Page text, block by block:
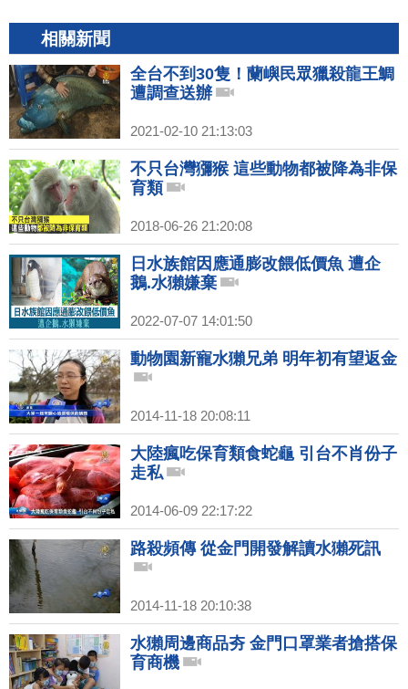
相關新聞
全台不到30隻！蘭嶼民眾獵殺龍王鯛
遭調查送辦
2021-02-10 21:13:03
不只台灣獼猴 這些動物都被降為非保
育類
2018-06-26 21:20:08
日水族館因應通膨改餵低價魚 遭企
鵝.水獺嫌棄
2022-07-07 14:01:50
動物園新寵水獺兄弟 明年初有望返金
2014-11-18 20:08:11
大陸瘋吃保育類食蛇龜 引台不肖份子
走私
2014-06-09 22:17:22
路殺頻傳 從金門開發解讀水獺死訊
2014-11-18 20:10:38
水獺周邊商品夯 金門口罩業者搶搭保
育商機